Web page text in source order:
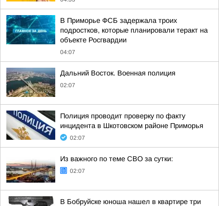
В Приморье ФСБ задержала троих
подростков, которые планировали теракт на
объекте Росгвардии
04:07
Дальний Восток. Военная полиция
02:07
Полиция проводит проверку по факту
инцидента в Шкотовском районе Приморья
02:07
Из важного по теме СВО за сутки:
02:07
В Бобруйске юноша нашел в квартире три